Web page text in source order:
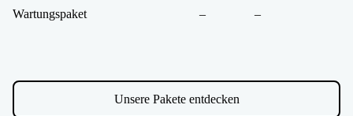
Wartungspaket – –
Unsere Pakete entdecken